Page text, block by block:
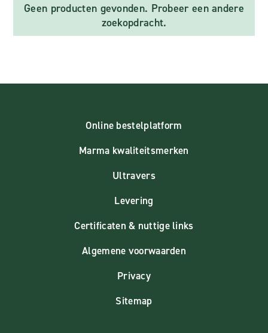
Geen producten gevonden. Probeer een andere
zoekopdracht.
Online bestelplatform
Marma kwaliteitsmerken
Ultravers
Levering
Certificaten & nuttige links
Algemene voorwaarden
Privacy
Sitemap